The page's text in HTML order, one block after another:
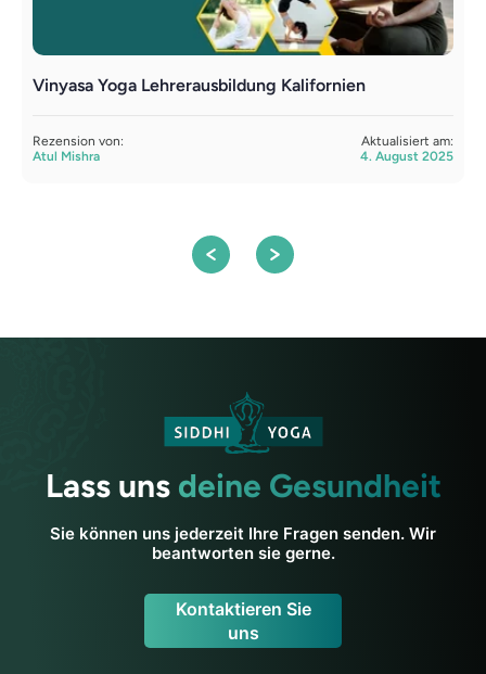
Vinyasa Yoga Lehrerausbildung Kalifornien
Rezension von:
Atul Mishra
Aktualisiert am:
4. August 2025
Lass uns deine Gesundheit
Sie können uns jederzeit Ihre Fragen senden. Wir
beantworten sie gerne.
Kontaktieren Sie
uns